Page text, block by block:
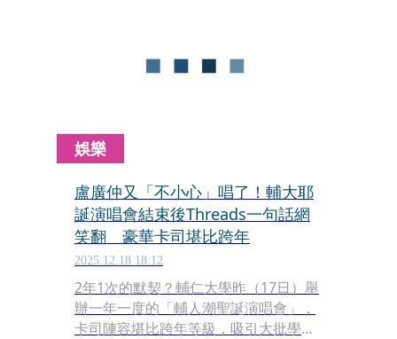
娛樂
盧廣仲又「不小心」唱了！輔大耶
誕演唱會結束後Threads一句話網
笑翻 豪華卡司堪比跨年
2025.12.18 18:12
2年1次的默契？輔仁大學昨（17日）舉
辦一年一度的「輔人潮聖誕演唱會」，
卡司陣容堪比跨年等級，吸引大批學生